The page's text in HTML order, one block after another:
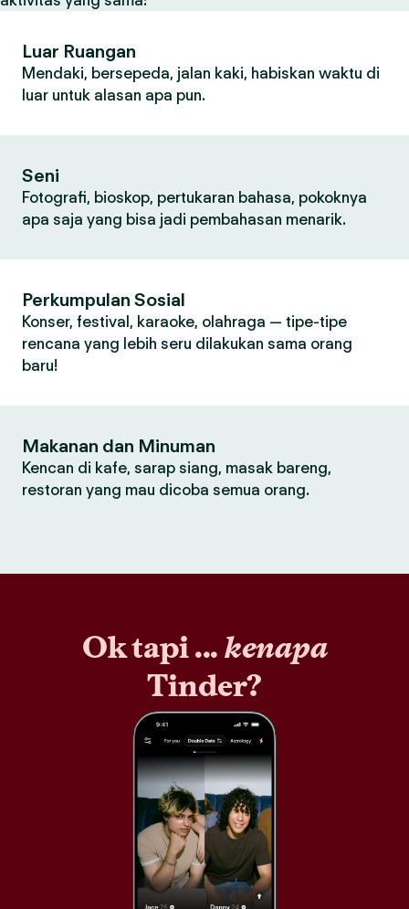
Luar Ruangan
Mendaki, bersepeda, jalan kaki, habiskan waktu di
luar untuk alasan apa pun.
Seni
Fotografi, bioskop, pertukaran bahasa, pokoknya
apa saja yang bisa jadi pembahasan menarik.
Perkumpulan Sosial
Konser, festival, karaoke, olahraga — tipe-tipe
rencana yang lebih seru dilakukan sama orang
baru!
Makanan dan Minuman
Kencan di kafe, sarap siang, masak bareng,
restoran yang mau dicoba semua orang.
Ok tapi ...kenapa
Tinder?